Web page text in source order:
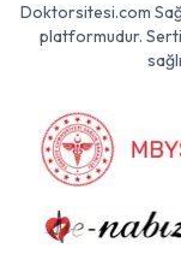
Doktorsitesi.com
platformudur.